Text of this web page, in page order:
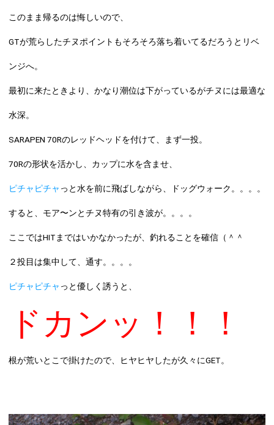
このまま帰るのは悔しいので、
GTが荒らしたチヌポイントもそろそろ落ち着いてるだろうとリベ
ンジへ。
最初に来たときより、かなり潮位は下がっているがチヌには最適な
水深。
SARAPEN 70Rのレッドヘッドを付けて、まず一投。
70Rの形状を活かし、カップに水を含ませ、
ピチャピチャ っと水を前に飛ばしながら、ドッグウォーク。。。。
すると、モア〜ンとチヌ特有の引き波が。。。。
ここではHITまではいかなかったが、釣れることを確信（＾＾
２投目は集中して、通す。。。。
ピチャピチャ っと優しく誘うと、
ドカンッ！！！
根が荒いとこで掛けたので、ヒヤヒヤしたが久々にGET。